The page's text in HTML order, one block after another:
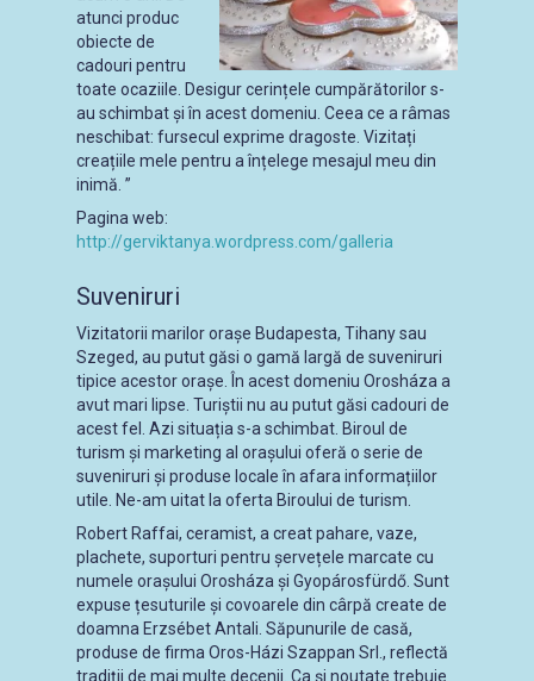
atunci produc
obiecte de
cadouri pentru
toate ocaziile. Desigur cerințele cumpărătorilor s-
au schimbat și în acest domeniu. Ceea ce a râmas
neschibat: fursecul exprime dragoste. Vizitați
creațiile mele pentru a înțelege mesajul meu din
inimă. ”
Pagina web:
http://gerviktanya.wordpress.com/galleria
Suveniruri
Vizitatorii marilor orașe Budapesta, Tihany sau
Szeged, au putut găsi o gamă largă de suveniruri
tipice acestor orașe. În acest domeniu Orosháza a
avut mari lipse. Turiștii nu au putut găsi cadouri de
acest fel. Azi situația s-a schimbat. Biroul de
turism și marketing al orașului oferă o serie de
suveniruri și produse locale în afara informațiilor
utile. Ne-am uitat la oferta Biroului de turism.
Robert Raffai, ceramist, a creat pahare, vaze,
plachete, suporturi pentru șervețele marcate cu
numele orașului Orosháza și Gyopárosfürdő. Sunt
expuse țesuturile și covoarele din cârpă create de
doamna Erzsébet Antali. Săpunurile de casă,
produse de firma Oros-Házi Szappan Srl., reflectă
tradiții de mai multe decenii. Ca și noutate trebuie